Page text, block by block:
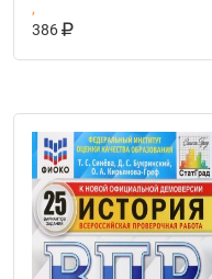
ФГОС (Экзамен)
,
386
В КОРЗИНУ